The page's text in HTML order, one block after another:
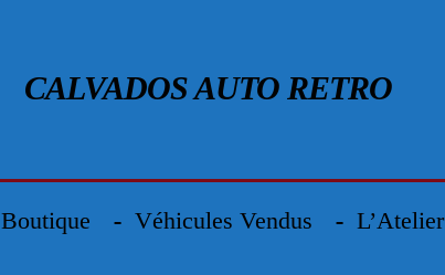
CALVADOS AUTO RETRO
Boutique Véhicules Vendus L’Atelier